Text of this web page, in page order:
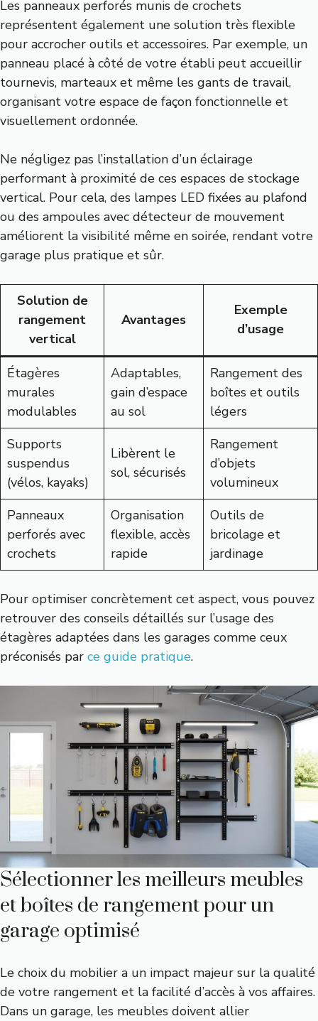
Les panneaux perforés munis de crochets
représentent également une solution très flexible
pour accrocher outils et accessoires. Par exemple, un
panneau placé à côté de votre établi peut accueillir
tournevis, marteaux et même les gants de travail,
organisant votre espace de façon fonctionnelle et
visuellement ordonnée.
Ne négligez pas l’installation d’un éclairage
performant à proximité de ces espaces de stockage
vertical. Pour cela, des lampes LED fixées au plafond
ou des ampoules avec détecteur de mouvement
améliorent la visibilité même en soirée, rendant votre
garage plus pratique et sûr.
Solution de
rangement
vertical
Avantages
Exemple
d’usage
Étagères
murales
modulables
Adaptables,
gain d’espace
au sol
Rangement des
boîtes et outils
légers
Supports
suspendus
(vélos, kayaks)
Libèrent le
sol, sécurisés
Rangement
d’objets
volumineux
Panneaux
perforés avec
crochets
Organisation
flexible, accès
rapide
Outils de
bricolage et
jardinage
Pour optimiser concrètement cet aspect, vous pouvez
retrouver des conseils détaillés sur l’usage des
étagères adaptées dans les garages comme ceux
préconisés par ce guide pratique.
Sélectionner les meilleurs meubles
et boîtes de rangement pour un
garage optimisé
Le choix du mobilier a un impact majeur sur la qualité
de votre rangement et la facilité d’accès à vos affaires.
Dans un garage, les meubles doivent allier